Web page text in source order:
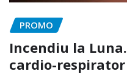
PROMO
Incendiu la
cardio-respirator